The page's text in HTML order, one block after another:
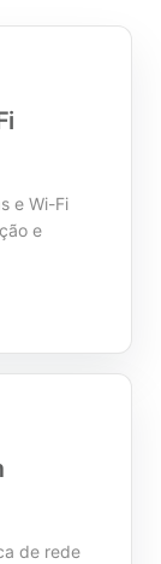
e Wi-Fi
e
de rede